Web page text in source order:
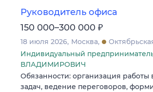
Руководитель офиса
150 000–300 000 ₽
18 июля 2026 Москва
Индивидуальный
ВЛАДИМИРОВИЧ
Обязанности: организация
задач, ведение переговоров,